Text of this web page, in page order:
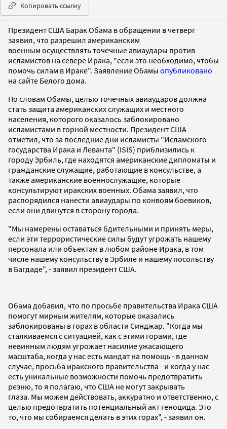
Копировать ссылку
Президент США Барак Обама в обращении в четверг
заявил, что разрешил американским
военным осуществлять точечные авиаудары против
исламистов на севере Ирака, "если это необходимо, чтобы
помочь силам в Ираке". Заявление Обамы опубликовано
на сайте Белого дома.
По словам Обамы, целью точечных авиаударов должна
стать защита американских служащих и местного
населения, которого оказалось заблокировано
исламистами в горной местности. Президент США
отметил, что за последние дни исламисты "Исламского
государства Ирака и Леванта" (ISIS) приблизились к
городу Эрбиль, где находятся американские дипломаты и
гражданские служащие, работающие в консульстве, а
также американские военнослужащие, которые
консультируют иракских военных. Обама заявил, что
распорядился нанести авиаудары по конвоям боевиков,
если они двинутся в сторону города.
"Мы намерены оставаться бдительными и принять меры,
если эти террористические силы будут угрожать нашему
персонала или объектам в любом районе Ирака, в том
числе нашему консульству в Эрбиле и нашему посольству
в Багдаде", - заявил президент США.
Обама добавил, что по просьбе правительства Ирака США
помогут мирным жителям, которые оказались
заблокированы в горах в области Синджар. "Когда мы
сталкиваемся с ситуацией, как с этими горами, где
невинным людям угрожает насилие ужасающего
масштаба, когда у нас есть мандат на помощь - в данном
случае, просьба иракского правительства - и когда у нас
есть уникальные возможности помочь предотвратить
резню, то я полагаю, что США не могут закрывать
глаза. Мы можем действовать, аккуратно и ответственно, с
целью предотвратить потенциальный акт геноцида. Это
то, что мы собираемся делать в этих горах", - заявил он.